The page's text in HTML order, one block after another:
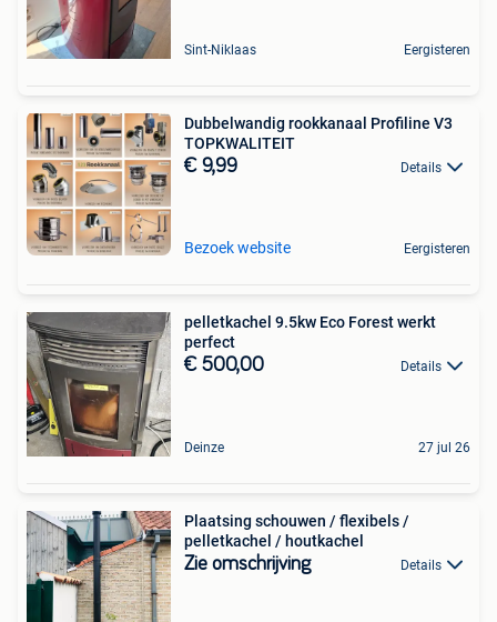
Sint-Niklaas Eergisteren
Dubbelwandig rookkanaal Profiline V3
TOPKWALITEIT
€ 9,99 Details
Bezoek website Eergisteren
pelletkachel 9.5kw Eco Forest werkt
perfect
€ 500,00 Details
Deinze 27 jul 26
Plaatsing schouwen / flexibels /
pelletkachel / houtkachel
Zie omschrijving Details